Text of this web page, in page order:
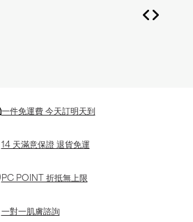
一件免運費 今天訂明天到
14 天滿意保證 退貨免運
PC POINT 折抵無上限
一對一肌膚諮詢